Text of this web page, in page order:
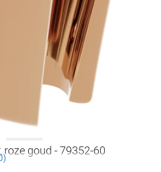
roze goud - 79352-60